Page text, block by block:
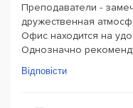
Преподаватели -
дружественная
Офис находится на
Однозначно
Відповісти